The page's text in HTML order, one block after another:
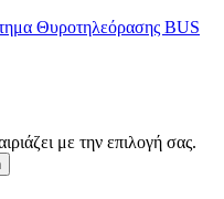
Θυροτηλεόρασης BUS
με την επιλογή σας.